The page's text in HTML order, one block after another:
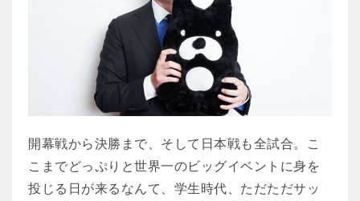
開幕戦から決勝まで、そして日本戦も全試合。こ
こまでどっぷりと世界一のビッグイベントに身を
投じる日が来るなんて、学生時代、ただただサッ